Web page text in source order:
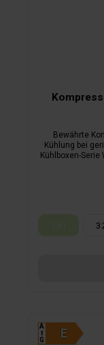
Bewährte
Kühlung bei
Kühlboxen-Serie
(Diese
A
⭡
G